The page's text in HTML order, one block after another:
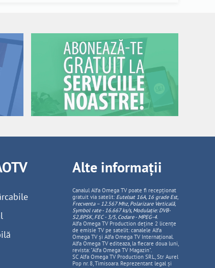
Alte informații
Canalul Alfa Omega TV poate fi recepționat
gratuit via satelit: Eutelsat 16A, 16 grade Est,
Frecventa – 12.567 Mhz, PolarizareVerticală,
Symbol rate - 16.667 ks/s, Modulație: DVB-
S2,8PSK, FEC - 3/5, Codare - MPEG-4.
Alfa Omega TV Production deține 2 licențe
de emisie TV pe satelit: canalele Alfa
Omega TV și Alfa Omega TV Internațional.
Alfa Omega TV editeaza, la fiecare doua luni,
revista: "Alfa Omega TV Magazin".
SC Alfa Omega TV Production SRL, Str Aurel
Pop nr. 8, Timisoara. Reprezentant legal și